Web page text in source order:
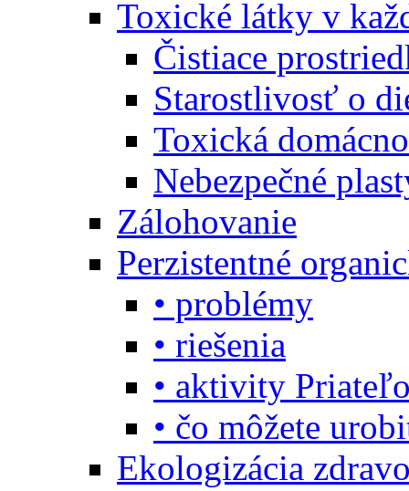
Toxické látky v
Čistiace
Starostlivosť o
Toxická
Nebezpečné
Zálohovanie
Perzistentné
• problémy
• riešenia
• aktivity
• čo môžete
Ekologizácia